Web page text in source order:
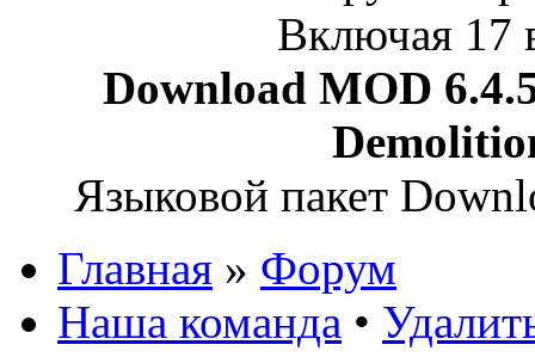
Включая 17
Download MOD
Языковой пакет
Главная » Форум
Наша команда •